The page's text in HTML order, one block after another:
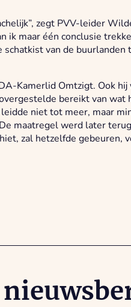
zegt PVV-leider
ik maar één conclusie
van de buurlanden
Kamerlid Omtzigt. Ook
bereikt van wat
niet tot meer, maar
maatregel werd later
zal hetzelfde gebeuren,